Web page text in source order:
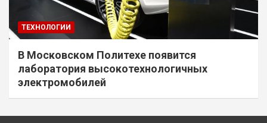
ТЕХНОЛОГИИ
В Московском Политехе появится
лаборатория высокотехнологичных
электромобилей